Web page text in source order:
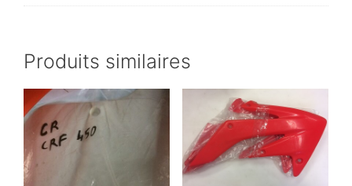
Produits similaires